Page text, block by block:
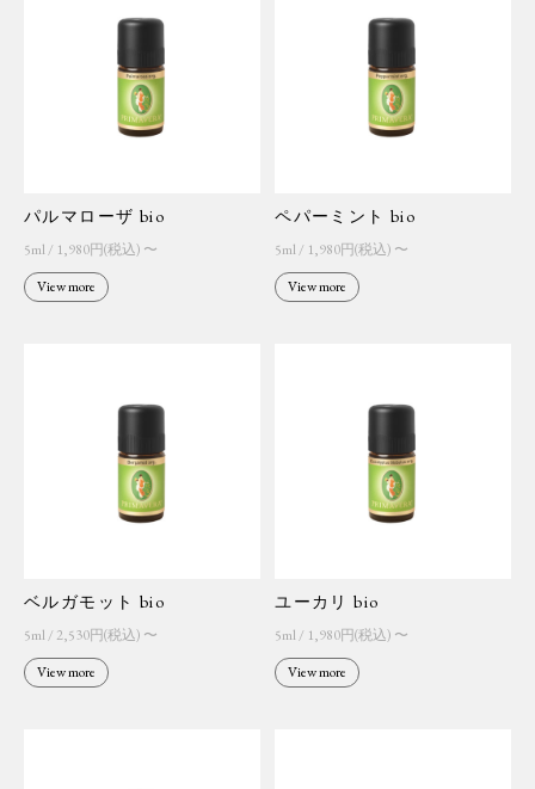
パルマローザ bio
5ml / 1,980円(税込) 〜
View more
ペパーミント bio
5ml / 1,980円(税込) 〜
View more
ベルガモット bio
5ml / 2,530円(税込) 〜
View more
ユーカリ bio
5ml / 1,980円(税込) 〜
View more